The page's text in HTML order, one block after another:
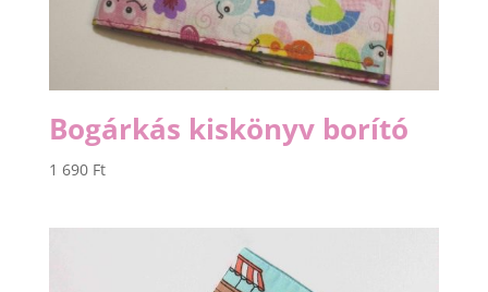
Bogárkás kiskönyv borító
1 690 Ft